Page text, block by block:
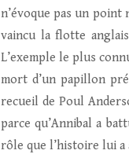
n’évoque pas un point
vaincu la flotte
L’exemple le plus
mort d’un papillon
recueil de Poul
parce qu’Annibal a
rôle que l’histoire lui